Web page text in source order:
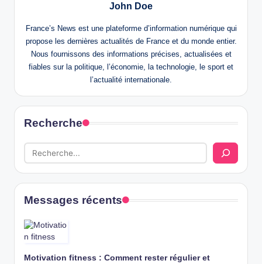
John Doe
France’s News est une plateforme d’information numérique qui
propose les dernières actualités de France et du monde entier.
Nous fournissons des informations précises, actualisées et
fiables sur la politique, l’économie, la technologie, le sport et
l’actualité internationale.
Recherche
Messages récents
Motivation fitness : Comment rester régulier et